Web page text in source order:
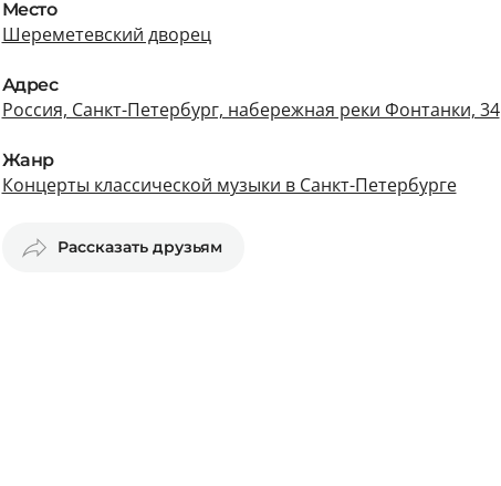
Место
Шереметевский дворец
Адрес
Россия, Санкт-Петербург, набережная реки Фонтанки, 34
Жанр
Концерты классической музыки в Санкт-Петербурге
Рассказать друзьям